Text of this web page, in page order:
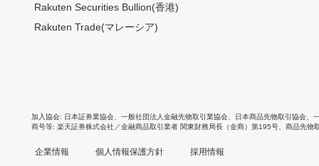
Rakuten Securities Bullion(香港)
Rakuten Trade(マレーシア)
加入協会 日本証券業協会 一般社団法人金融先物取引業協会 日本商品先物取引協会
商号等 楽天証券株式会社／金融商品取引業者 関東財務局長（金商）第195号、商品先物
企業情報 個人情報保護方針 採用情報